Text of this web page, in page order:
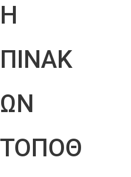
Η
ΠΙΝΑΚ
ΩΝ
ΤΟΠΟΘ